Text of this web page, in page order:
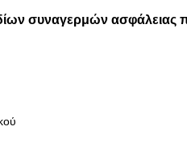
συναγερμών